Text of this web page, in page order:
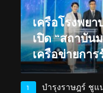
เครือโรงพยา
เปิด “สถาบัน
เครือข่ายกา
1
บำรุงราษฎร์ ชูแ